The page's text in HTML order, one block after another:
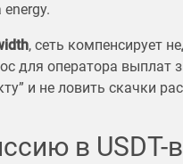
, сеть компенсирует
для оператора выплат
и не ловить скачки
в USDT-